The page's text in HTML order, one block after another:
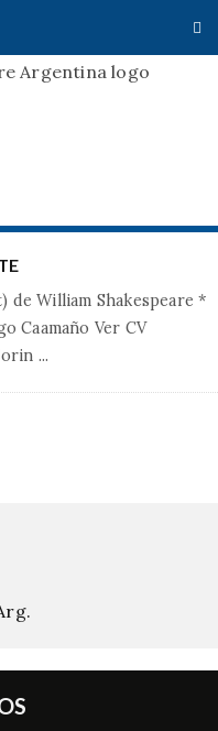
de William Shakespeare *
Caamaño Ver CV
...